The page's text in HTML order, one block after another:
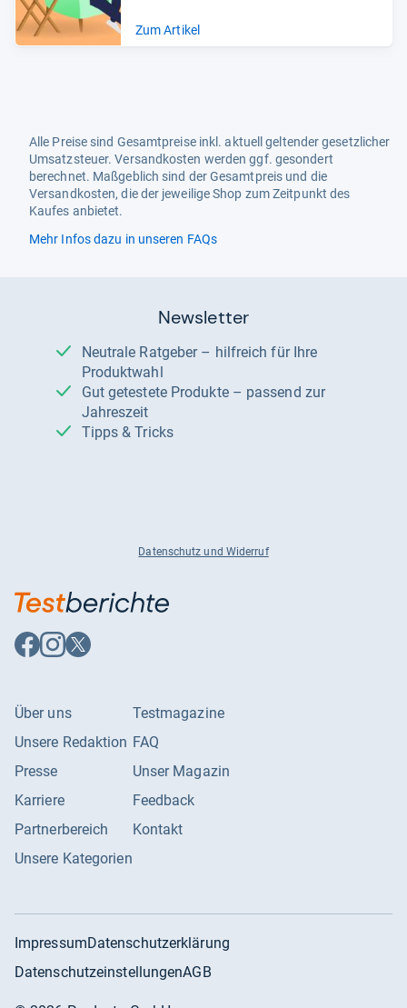
Zum Artikel
Alle Preise sind Gesamtpreise inkl. aktuell geltender gesetzlicher
Umsatzsteuer. Versandkosten werden ggf. gesondert
berechnet. Maßgeblich sind der Gesamtpreis und die
Versandkosten, die der jeweilige Shop zum Zeitpunkt des
Kaufes anbietet.
Mehr Infos dazu in unseren FAQs
Newsletter
Neutrale Ratgeber – hilfreich für Ihre
Produktwahl
Gut getestete Produkte – passend zur
Jahreszeit
Tipps & Tricks
Datenschutz und Widerruf
Auf
Facebook
Auf
Instagram
Auf
X
Über uns
Unsere Redaktion
Presse
Karriere
Partnerbereich
Unsere Kategorien
Testmagazine
FAQ
Unser Magazin
Feedback
Kontakt
ImpressumDatenschutzerklärung
DatenschutzeinstellungenAGB